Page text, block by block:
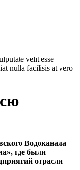
velit esse
nulla facilisis at vero
Водоканала
где были
отрасли